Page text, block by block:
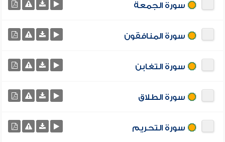
سورة الجمعة
سورة المنافقون
سورة التغابن
سورة الطلاق
سورة التحريم